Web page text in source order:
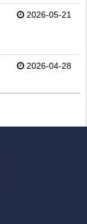
2026-05-21
2026-04-28